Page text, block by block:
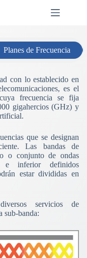
Planes de Frecuencia
con lo establecido en
es el
frecuencia se fija
gigahercios (GHz) y
que se designan
Las bandas de
o conjunto de ondas
e inferior definidos
estar divididas en
servicios de
sub-banda: